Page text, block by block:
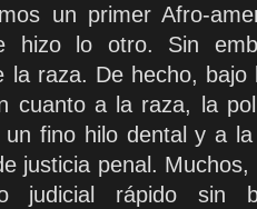
un primer Afro-
hizo lo otro. Sin
la raza. De hecho,
cuanto a la raza, la
un fino hilo dental y a
justicia penal.
judicial rápido sin